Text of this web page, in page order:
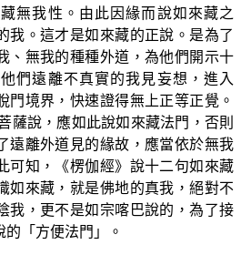
無我性。由此因緣而說如來藏之
我。這才是如來藏的正說。是為了
、無我的種種外道，為他們開示十
們遠離不真實的我見妄想，進入
門境界，快速證得無上正等正覺。
薩說，應如此說如來藏法門，否則
遠離外道見的緣故，應當依於無我
可知，《楞伽經》說十二句如來藏
如來藏，就是佛地的真我，絕對不
我，更不是如宗喀巴說的，為了接
「方便法門」。